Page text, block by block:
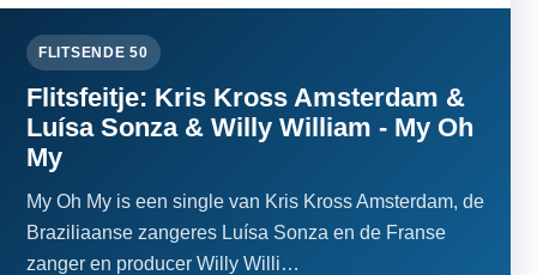
FLITSENDE 50
Flitsfeitje: Kris Kross Amsterdam &
Luísa Sonza & Willy William - My Oh
My
My Oh My is een single van Kris Kross Amsterdam, de
Braziliaanse zangeres Luísa Sonza en de Franse
zanger en producer Willy Willi…